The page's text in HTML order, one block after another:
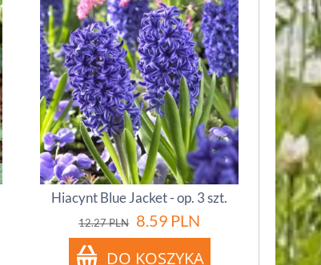
Hiacynt Blue Jacket - op. 3 szt.
12.27PLN 8.59 PLN